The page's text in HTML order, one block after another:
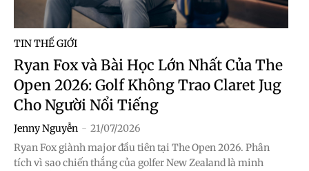
TIN THẾ GIỚI
Ryan Fox và Bài Học Lớn Nhất Của The
Open 2026: Golf Không Trao Claret Jug
Cho Người Nổi Tiếng
Jenny Nguyễn - 21/07/2026
Ryan Fox giành major đầu tiên tại The Open 2026. Phân
tích vì sao chiến thắng của golfer New Zealand là minh